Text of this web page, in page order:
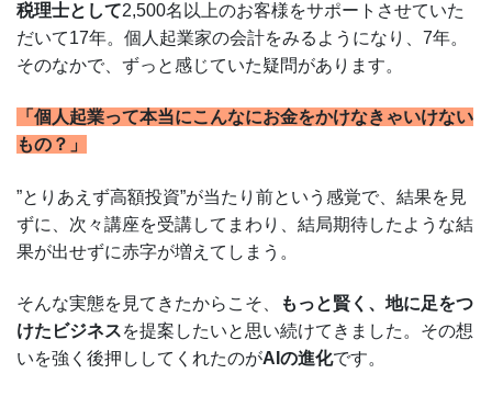
税理士として2,500名以上のお客様をサポートさせていた
だいて17年。個人起業家の会計をみるようになり、7年。
そのなかで、ずっと感じていた疑問があります。
「個人起業って本当にこんなにお金をかけなきゃいけない
もの？」
”とりあえず高額投資”が当たり前という感覚で、結果を見
ずに、次々講座を受講してまわり、結局期待したような結
果が出せずに赤字が増えてしまう。
そんな実態を見てきたからこそ、
もっと賢く、地に足をつ
けたビジネスを提案したいと思い続けてきました。その想
いを強く後押ししてくれたのがAIの進化です。